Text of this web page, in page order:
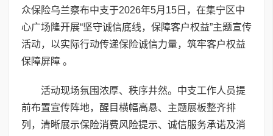
众保险乌兰察布中支于2026年5月15日，在集宁区中
心广场隆开展“坚守诚信底线，保障客户权益”主题宣传
活动，以实际行动传递保险诚信力量，筑牢客户权益
保障屏障 。
活动现场氛围浓厚、秩序井然。中支工作人员提
前布置宣传阵地，醒目横幅高悬、主题展板整齐排
列，清晰展示保险消费风险提示、诚信服务承诺及消